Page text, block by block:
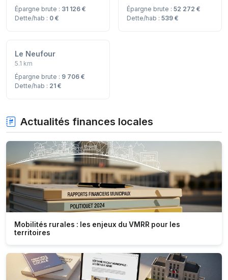
Épargne brute : 31 126 €
Dette/hab : 0 €
Épargne brute : 52 272 €
Dette/hab : 539 €
Le Neufour
5.1 km
Épargne brute : 9 706 €
Dette/hab : 21 €
Actualités finances locales
Mobilités rurales : les enjeux du VMRR pour les
territoires